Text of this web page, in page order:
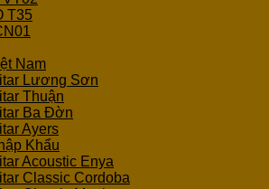
T35
Nam
Lương Sơn
Thuận
Ba Đờn
Ayers
Khẩu
Acoustic Enya
Classic Cordoba